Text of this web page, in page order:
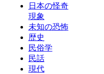
日本の怪奇
現象
未知の恐怖
歴史
民俗学
民話
現代